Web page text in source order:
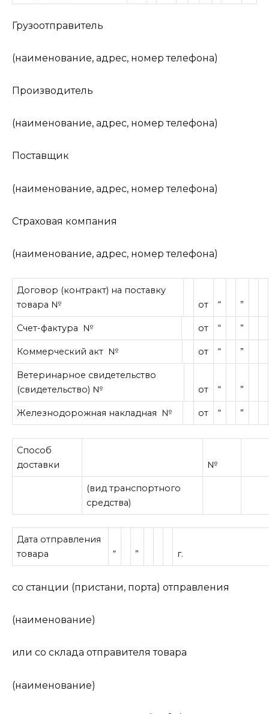
Грузоотправитель
(наименование, адрес, номер телефона)
Производитель
(наименование, адрес, номер телефона)
Поставщик
(наименование, адрес, номер телефона)
Страховая компания
(наименование, адрес, номер телефона)
Договор (контракт) на поставку
товара №
от “ ”
Счет-фактура № от “ ”
Коммерческий акт № от “ ”
Ветеринарное свидетельство
(свидетельство) №
от “ ”
Железнодорожная накладная № от “ ”
Способ
доставки
№
(вид транспортного
средства)
Дата отправления
товара
“ ” г.
со станции (пристани, порта) отправления
(наименование)
или со склада отправителя товара
(наименование)